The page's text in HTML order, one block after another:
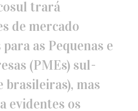
trará
de mercado
as Pequenas e
(PMEs) sul-
brasileiras), mas
evidentes os